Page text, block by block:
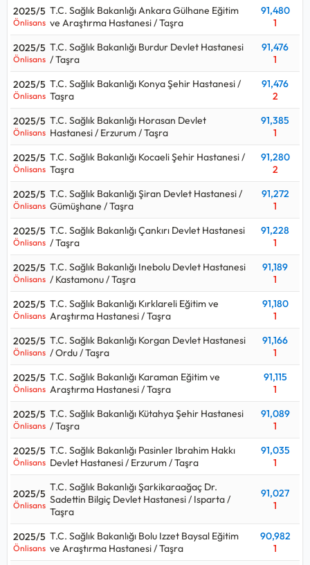
2025/5
Önlisans
T.C. Sağlık Bakanlığı Ankara Gülhane Eğitim
ve Araştırma Hastanesi / Taşra
91,480
1
2025/5
Önlisans
T.C. Sağlık Bakanlığı Burdur Devlet Hastanesi
/ Taşra
91,476
1
2025/5
Önlisans
T.C. Sağlık Bakanlığı Konya Şehir Hastanesi /
Taşra
91,476
2
2025/5
Önlisans
T.C. Sağlık Bakanlığı Horasan Devlet
Hastanesi / Erzurum / Taşra
91,385
1
2025/5
Önlisans
T.C. Sağlık Bakanlığı Kocaeli Şehir Hastanesi /
Taşra
91,280
2
2025/5
Önlisans
T.C. Sağlık Bakanlığı Şiran Devlet Hastanesi /
Gümüşhane / Taşra
91,272
1
2025/5
Önlisans
T.C. Sağlık Bakanlığı Çankırı Devlet Hastanesi
/ Taşra
91,228
1
2025/5
Önlisans
T.C. Sağlık Bakanlığı Inebolu Devlet Hastanesi
/ Kastamonu / Taşra
91,189
1
2025/5
Önlisans
T.C. Sağlık Bakanlığı Kırklareli Eğitim ve
Araştırma Hastanesi / Taşra
91,180
1
2025/5
Önlisans
T.C. Sağlık Bakanlığı Korgan Devlet Hastanesi
/ Ordu / Taşra
91,166
1
2025/5
Önlisans
T.C. Sağlık Bakanlığı Karaman Eğitim ve
Araştırma Hastanesi / Taşra
91,115
1
2025/5
Önlisans
T.C. Sağlık Bakanlığı Kütahya Şehir Hastanesi
/ Taşra
91,089
1
2025/5
Önlisans
T.C. Sağlık Bakanlığı Pasinler Ibrahim Hakkı
Devlet Hastanesi / Erzurum / Taşra
91,035
1
2025/5
Önlisans
T.C. Sağlık Bakanlığı Şarkikaraağaç Dr.
Sadettin Bilgiç Devlet Hastanesi / Isparta /
Taşra
91,027
1
2025/5
Önlisans
T.C. Sağlık Bakanlığı Bolu Izzet Baysal Eğitim
ve Araştırma Hastanesi / Taşra
90,982
1